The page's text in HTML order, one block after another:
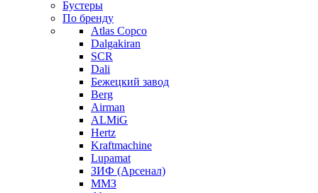
Бустеры
По бренду
Atlas Copco
Dalgakiran
SCR
Dali
Бежецкий завод
Berg
Airman
ALMiG
Hertz
Kraftmachine
Lupamat
ЗИФ (Арсенал)
ММЗ